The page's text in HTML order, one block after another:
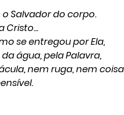
Salvador do corpo.
Cristo...
se entregou por Ela,
água, pela Palavra,
nem ruga, nem coisa